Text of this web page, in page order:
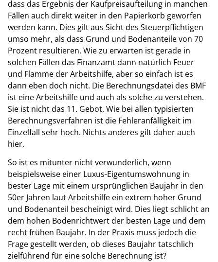
dass das Ergebnis der Kaufpreisaufteilung in manchen
Fällen auch direkt weiter in den Papierkorb geworfen
werden kann. Dies gilt aus Sicht des Steuerpflichtigen
umso mehr, als dass Grund und Bodenanteile von 70
Prozent resultieren. Wie zu erwarten ist gerade in
solchen Fällen das Finanzamt dann natürlich Feuer
und Flamme der Arbeitshilfe, aber so einfach ist es
dann eben doch nicht. Die Berechnungsdatei des BMF
ist eine Arbeitshilfe und auch als solche zu verstehen.
Sie ist nicht das 11. Gebot. Wie bei allen typisierten
Berechnungsverfahren ist die Fehleranfälligkeit im
Einzelfall sehr hoch. Nichts anderes gilt daher auch
hier.
So ist es mitunter nicht verwunderlich, wenn
beispielsweise einer Luxus-Eigentumswohnung in
bester Lage mit einem ursprünglichen Baujahr in den
50er Jahren laut Arbeitshilfe ein extrem hoher Grund
und Bodenanteil bescheinigt wird. Dies liegt schlicht an
dem hohen Bodenrichtwert der besten Lage und dem
recht frühen Baujahr. In der Praxis muss jedoch die
Frage gestellt werden, ob dieses Baujahr tatschlich
zielführend für eine solche Berechnung ist?